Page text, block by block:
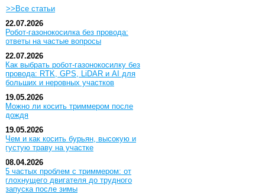
>>Все статьи
22.07.2026
Робот-газонокосилка без провода:
ответы на частые вопросы
22.07.2026
Как выбрать робот-газонокосилку без
провода: RTK, GPS, LiDAR и AI для
больших и неровных участков
19.05.2026
Можно ли косить триммером после
дождя
19.05.2026
Чем и как косить бурьян, высокую и
густую траву на участке
08.04.2026
5 частых проблем с триммером: от
глохнущего двигателя до трудного
запуска после зимы